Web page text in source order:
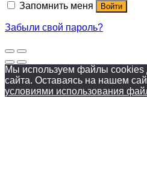
Запомнить меня Войти
Забыли свой пароль?
Мы используем файлы cookies
сайта. Оставаясь на нашем
условиями использования